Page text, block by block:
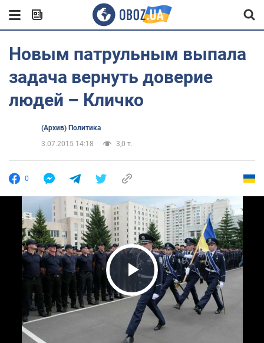
Новым патрульным выпала
задача вернуть доверие
людей – Кличко
(Архив) Политика
3.07.2015 14:18
3,0 т.
0
Play Video